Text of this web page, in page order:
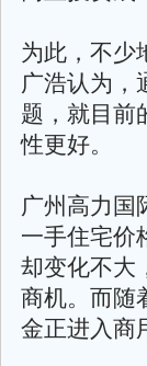
为此，不少
广浩认为，
题，就目前
性更好。
广州高力国
一手住宅价
却变化不大
商机。而随
金正进入商